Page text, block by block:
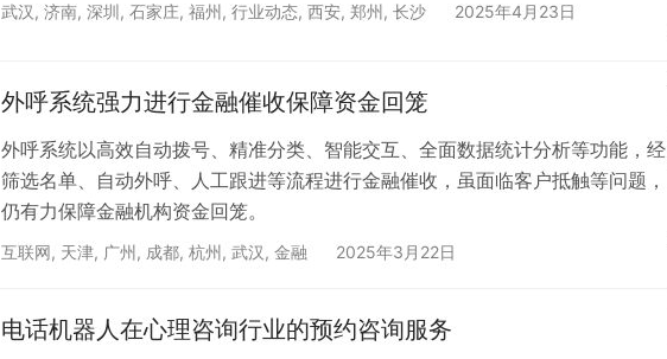
武汉, 济南, 深圳, 石家庄, 福州, 行业动态, 西安, 郑州, 长沙 2025年4月23日
外呼系统强力进行金融催收保障资金回笼
外呼系统以高效自动拨号、精准分类、智能交互、全面数据统计分析等功能，经
筛选名单、自动外呼、人工跟进等流程进行金融催收，虽面临客户抵触等问题，
仍有力保障金融机构资金回笼。
互联网, 天津, 广州, 成都, 杭州, 武汉, 金融 2025年3月22日
电话机器人在心理咨询行业的预约咨询服务